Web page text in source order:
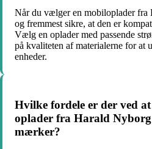
Når du vælger en mobiloplader fra
og fremmest sikre, at den er
Vælg en oplader med passende
på kvaliteten af materialerne for at
enheder.
Hvilke fordele er der ved
oplader fra Harald
mærker?